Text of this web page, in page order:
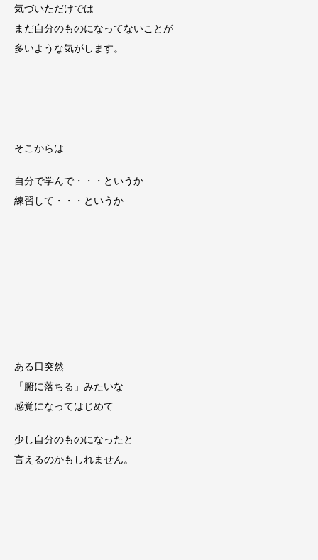
気づいただけでは
まだ自分のものになってないことが
多いような気がします。
そこからは
自分で学んで・・・というか
練習して・・・というか
ある日突然
「腑に落ちる」みたいな
感覚になってはじめて
少し自分のものになったと
言えるのかもしれません。